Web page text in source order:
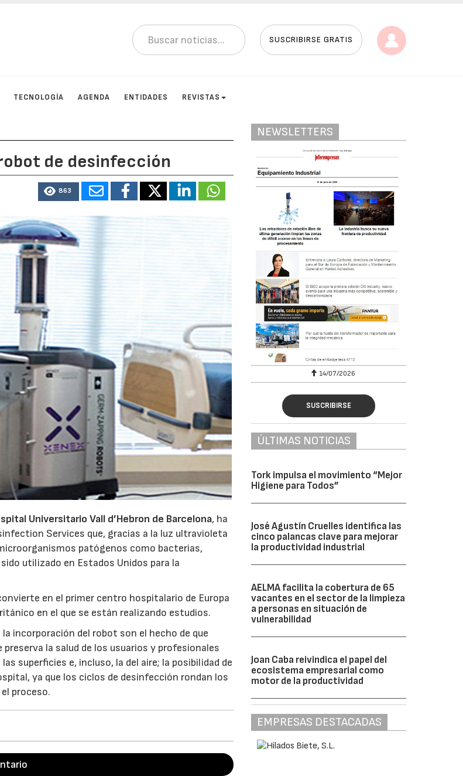
SUSCRIBIRSE GRATIS
TECNOLOGÍA AGENDA ENTIDADES REVISTAS
de desinfección
863
Universitario Vall d’Hebron de Barcelona, ha
Services que, gracias a la luz ultravioleta
patógenos como bacterias,
utilizado en Estados Unidos para la
en el primer centro hospitalario de Europa
en el que se están realizando estudios.
incorporación del robot son el hecho de que
la salud de los usuarios y profesionales
superficies e, incluso, la del aire; la posibilidad de
ya que los ciclos de desinfección rondan los
proceso.
NEWSLETTERS
14/07/2026 28/07/2026 14/07/2026
SUSCRIBIRSE
ÚLTIMAS NOTICIAS
Tork impulsa el movimiento “Mejor
Higiene para Todos”
José Agustín Cruelles identifica las
cinco palancas clave para mejorar
la productividad industrial
AELMA facilita la cobertura de 65
vacantes en el sector de la limpieza
a personas en situación de
vulnerabilidad
Joan Caba reivindica el papel del
ecosistema empresarial como
motor de la productividad
EMPRESAS DESTACADAS